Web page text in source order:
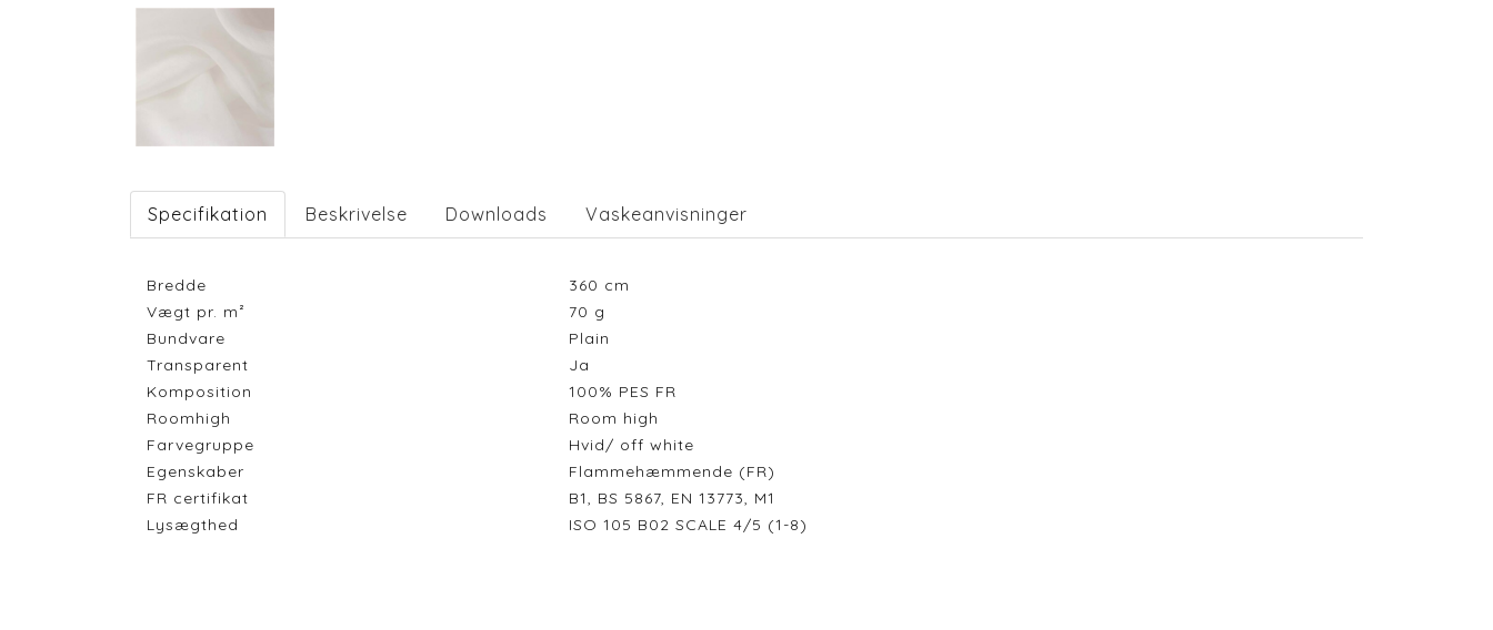
Specifikation Beskrivelse Downloads Vaskeanvisninger
Bredde 360 cm
Vægt pr. m²
70 g
Bundvare
Plain
Transparent
Ja
Komposition
100% PES FR
Roomhigh
Room high
Farvegruppe
Hvid/ off white
Egenskaber
Flammehæmmende (FR)
FR certifikat
B1, BS 5867, EN 13773, M1
Lysægthed
ISO 105 B02 SCALE 4/5 (1-8)